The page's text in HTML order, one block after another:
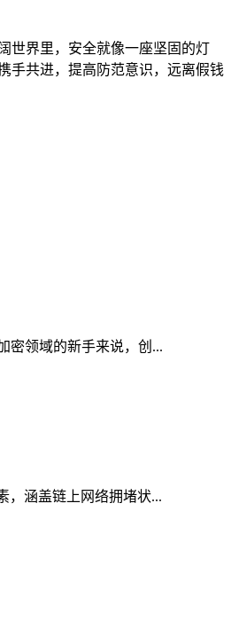
世界里，安全就像一座坚固的灯
手共进，提高防范意识，远离假钱
密领域的新手来说，创...
，涵盖链上网络拥堵状...